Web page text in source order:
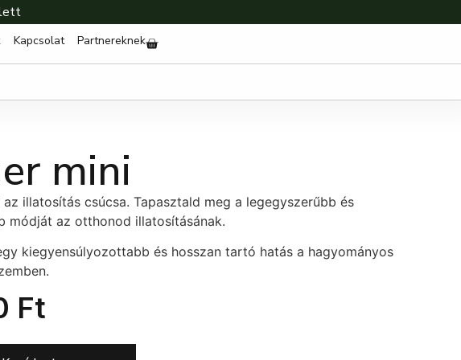
Kapcsolat Partnereknek
mini
illatosítás csúcsa. Tapasztald meg a legegyszerűbb és
módját az otthonod illatosításának.
kiegyensúlyozottabb és hosszan tartó hatás a hagyományos
Ft